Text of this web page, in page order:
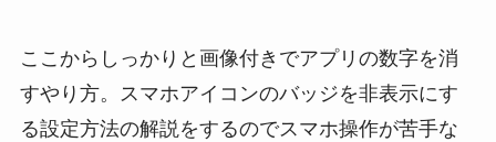
ここからしっかりと画像付きでアプリの数字を消
すやり方。スマホアイコンのバッジを非表示にす
る設定方法の解説をするのでスマホ操作が苦手な